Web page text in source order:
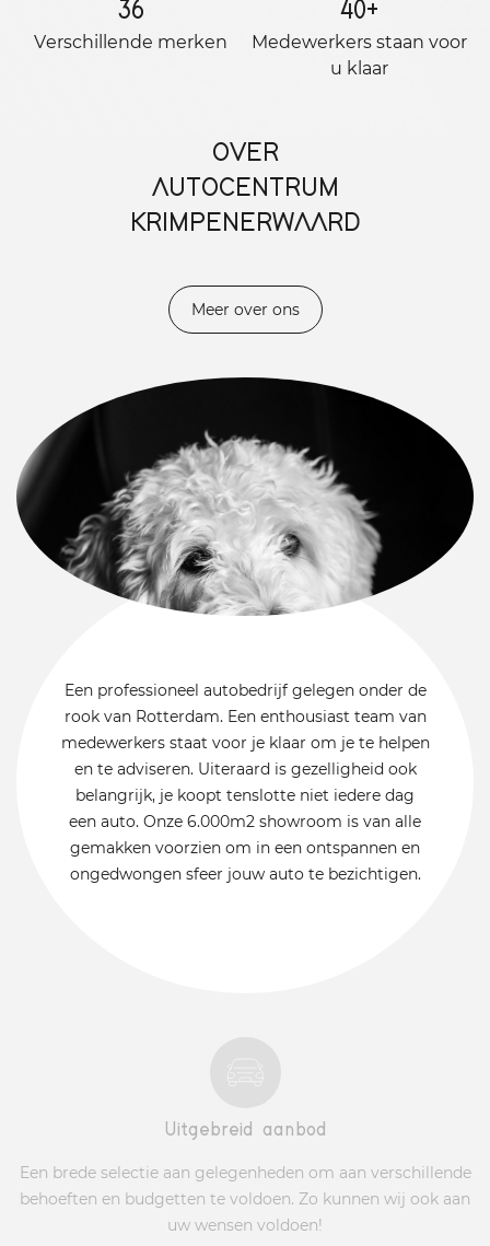
36
Verschillende merken
40+
Medewerkers staan ​​voor
u klaar
OVER
AUTOCENTRUM
KRIMPENERWAARD
Meer over ons
Een professioneel autobedrijf gelegen onder de
rook van Rotterdam. Een enthousiast team van
medewerkers staat voor je klaar om je te helpen
en te adviseren. Uiteraard is gezelligheid ook
belangrijk, je koopt tenslotte niet iedere dag
een auto. Onze 6.000m2 showroom is van alle
gemakken voorzien om in een ontspannen en
ongedwongen sfeer jouw auto te bezichtigen.
Uitgebreid aanbod
Een brede selectie aan gelegenheden om aan verschillende
behoeften en budgetten te voldoen. Zo kunnen wij ook aan
uw wensen voldoen!